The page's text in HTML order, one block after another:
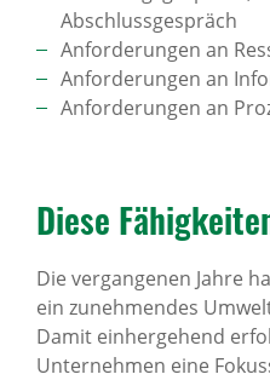
Abschlussgespräch
Anforderungen an
Anforderungen an
Anforderungen an
Diese
Die vergangenen Jahre
ein zunehmendes
Damit einhergehend
Unternehmen eine